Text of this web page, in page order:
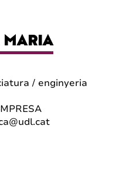
MARIA
/ enginyeria